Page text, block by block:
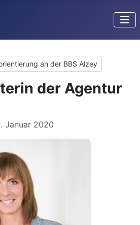
und Studienorientierung an der BBS
an der BBS Alzey
der Agentur
Januar 2020